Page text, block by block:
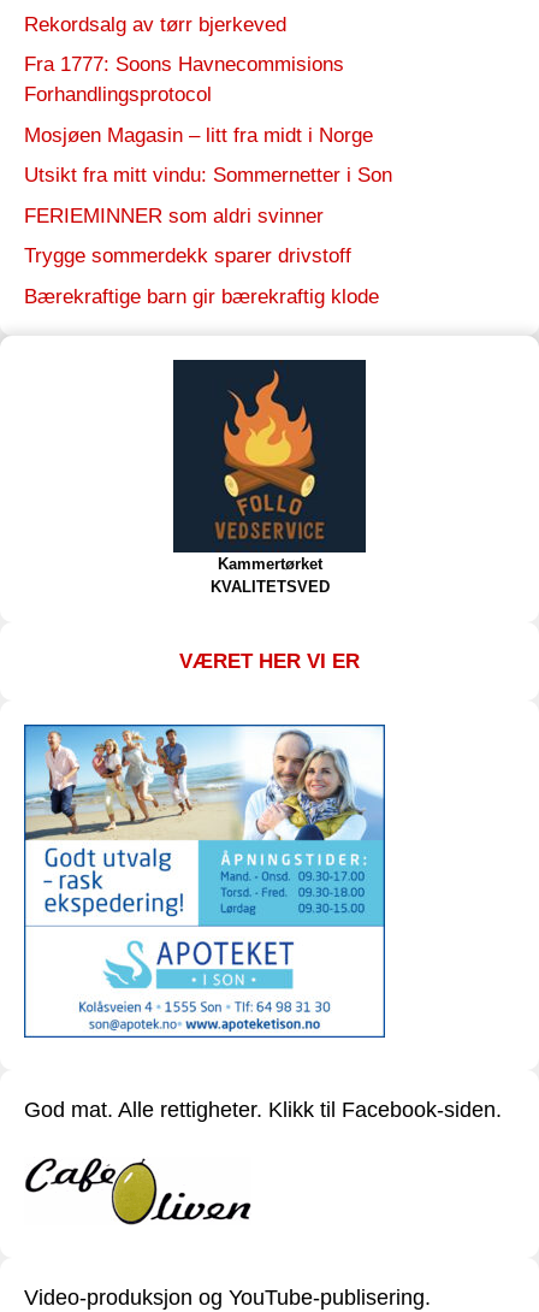
Rekordsalg av tørr bjerkeved
Fra 1777: Soons Havnecommisions
Forhandlingsprotocol
Mosjøen Magasin – litt fra midt i Norge
Utsikt fra mitt vindu: Sommernetter i Son
FERIEMINNER som aldri svinner
Trygge sommerdekk sparer drivstoff
Bærekraftige barn gir bærekraftig klode
Kammertørket
KVALITETSVED
VÆRET HER VI ER
God mat. Alle rettigheter. Klikk til Facebook-siden.
Video-produksjon og YouTube-publisering.